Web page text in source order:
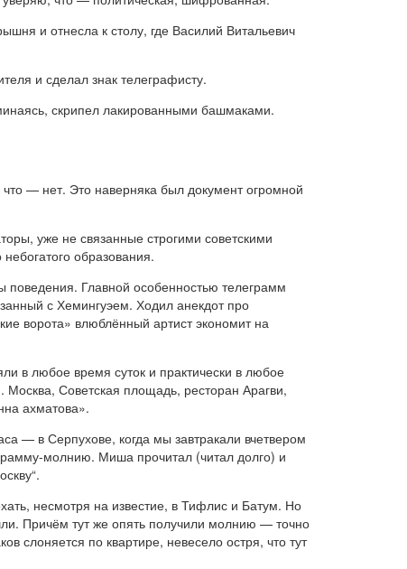
и отнесла к столу, где Василий Витальевич
и сделал знак телеграфисту.
скрипел лакированными башмаками.
— нет. Это наверняка был документ огромной
уже не связанные строгими советскими
образования.
Главной особенностью телеграмм
с Хемингуэем. Ходил анекдот про
ворота» влюблённый артист экономит на
в любое время суток и практически в любое
Советская площадь, ресторан Арагви,
ахматова».
— в Серпухове, когда мы завтракали вчетвером
молнию. Миша прочитал (читал долго) и
несмотря на известие, в Тифлис и Батум. Но
Причём тут же опять получили молнию — точно
слоняется по квартире, невесело остря, что тут